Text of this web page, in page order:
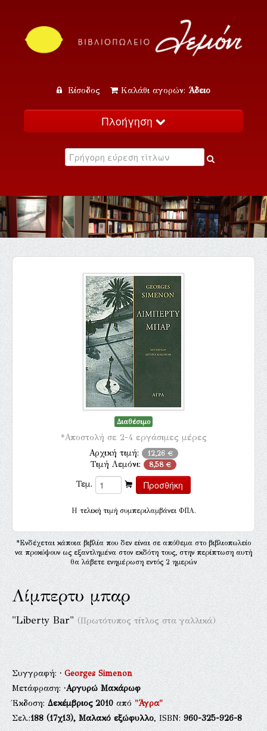
Είσοδος Καλάθι αγορών: Άδειο
Πλοήγηση
Κατάλογος
Εκδηλώσεις
Επικοινωνία
Διαθέσιμο
*Αποστολή σε 2-4 εργάσιμες μέρες
Αρχική τιμή: 12,26 €
Τιμή Λεμόνι: 8,58 €
Τεμ.
H τελική τιμή συμπεριλαμβάνει ΦΠΑ.
*Ενδέχεται κάποια βιβλία που δεν είναι σε απόθεμα στο βιβλιοπωλείο
να προκύψουν ως εξαντλημένα στον εκδότη τους, στην περίπτωση αυτή
θα λάβετε ενημέρωση εντός 2 ημερών
Λίμπερτυ μπαρ
"Liberty Bar"(Πρωτότυπος τίτλος στα γαλλικά)
Συγγραφή:·Georges Simenon
Μετάφραση:·Αργυρώ Μακάρωφ
Έκδοση:Δεκέμβριος 2010από"Άγρα"
Σελ.:188(17χ13), Μαλακό εξώφυλλο, ISBN:960-325-926-8